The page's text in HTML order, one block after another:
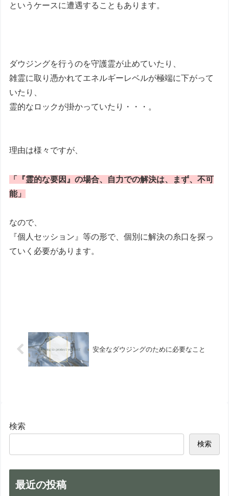
というケースに遭遇することもあります。
ダウジングを行うのを守護霊が止めていたり、
雑霊に取り憑かれてエネルギーレベルが極端に下がって
いたり、
霊的なロックが掛かっていたり・・・。
理由は様々ですが、
「『霊的な要因』の場合、自力での解決は、まず、不可
能」
なので、
『個人セッション』等の形で、個別に解決の糸口を探っ
ていく必要があります。
安全なダウジングのために必要なこと
検索
検索
最近の投稿